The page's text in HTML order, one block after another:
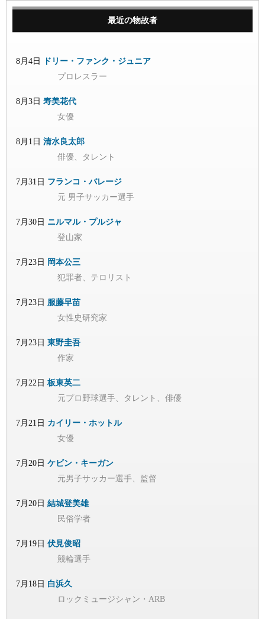
最近の物故者
8月4日
ドリー・ファンク・ジュニア
プロレスラー
8月3日 寿美花代
女優
8月1日 清水良太郎
俳優、タレント
7月31日 フランコ・バレージ
元 男子サッカー選手
7月30日 ニルマル・プルジャ
登山家
7月23日 岡本公三
犯罪者、テロリスト
7月23日 服藤早苗
女性史研究家
7月23日 東野圭吾
作家
7月22日 板東英二
元プロ野球選手、タレント、俳優
7月21日 カイリー・ホットル
女優
7月20日 ケビン・キーガン
元男子サッカー選手、監督
7月20日 結城登美雄
民俗学者
7月19日 伏見俊昭
競輪選手
7月18日 白浜久
ロックミュージシャン・ARB